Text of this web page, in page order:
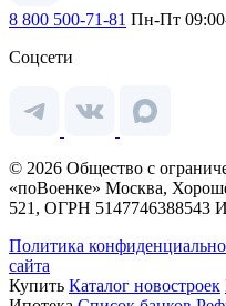
8 800 500-71-81 Пн-Пт
Соцсети
© 2026 Общество с
«поВоенке» Москва,
521, ОГРН 5147746388543
Политика
сайта
Купить Каталог новостроек